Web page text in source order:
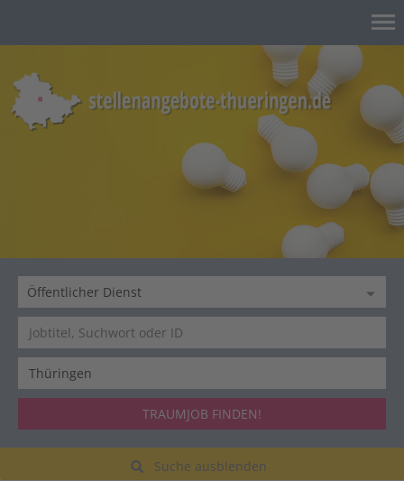
TRAUMJOB FINDEN!
Suche ausblenden